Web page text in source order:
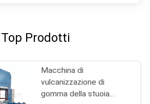
Top Prodotti
Macchina di
vulcanizzazione di
gomma della stuoia